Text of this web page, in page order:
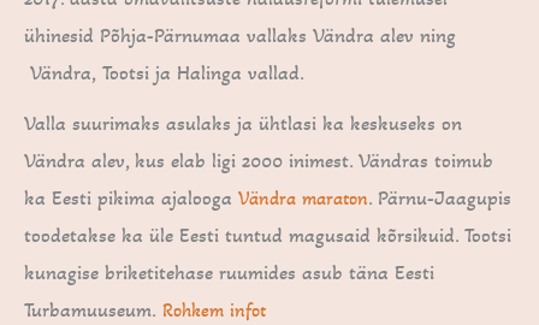
k
ühinesid Põhja-Pärnumaa vallaks Vändra alev ning
Vändra, Tootsi ja Halinga vallad.
Valla suurimaks asulaks ja ühtlasi ka keskuseks on
Vändra alev, kus elab ligi 2000 inimest. Vändras toimub
ka Eesti pikima ajalooga Vändra maraton. Pärnu-Jaagupis
toodetakse ka üle Eesti tuntud magusaid kõrsikuid. Tootsi
kunagise briketitehase ruumides asub täna Eesti
Turbamuuseum. Rohkem infot